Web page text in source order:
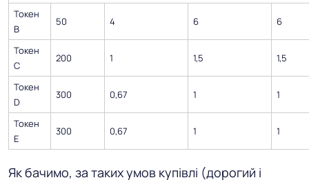
Токен
B
50 4 6 6
Токен
C
200 1 1,5 1,5
Токен
D
300 0,67 1 1
Токен
E
300 0,67 1 1
Як бачимо, за таких умов купівлі (дорогий і